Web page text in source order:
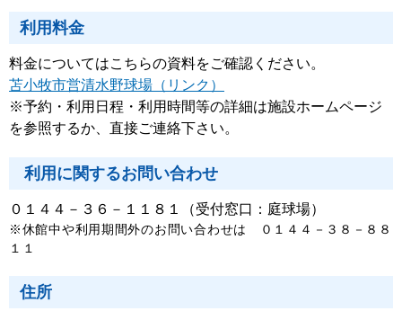
利用料金
料金についてはこちらの資料をご確認ください。
苫小牧市営清水野球場（リンク）
※予約・利用日程・利用時間等の詳細は施設ホームページ
を参照するか、直接ご連絡下さい。
利用に関するお問い合わせ
０１４４－３６－１１８１（受付窓口：庭球場）
※休館中や利用期間外のお問い合わせは ０１４４－ ３８ －８８
１１
住所